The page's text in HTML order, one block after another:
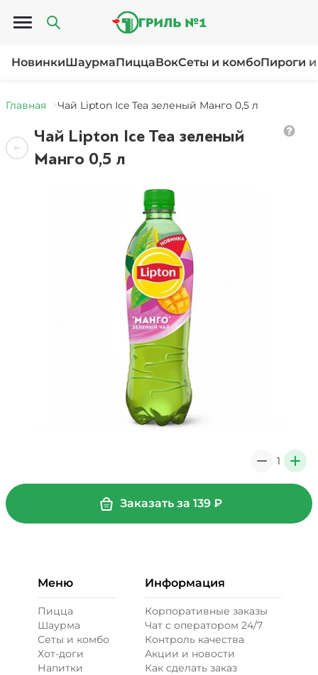
Открыть меню
НовинкиШаурмаПиццаВокСеты и комбоПироги
Главная Чай Lipton Ice Tea зеленый Манго 0,5 л
Чай Lipton Ice Tea зеленый
Манго 0,5 л
1 +
Заказать за 139₽
Меню
Пицца
Шаурма
Сеты и комбо
Хот-доги
Напитки
Информация
Корпоративные заказы
Чат с оператором 24/7
Контроль качества
Акции и новости
Как сделать заказ